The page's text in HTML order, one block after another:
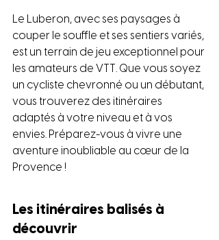
Le Luberon, avec ses paysages à
couper le souffle et ses sentiers variés,
est un terrain de jeu exceptionnel pour
les amateurs de VTT. Que vous soyez
un cycliste chevronné ou un débutant,
vous trouverez des itinéraires
adaptés à votre niveau et à vos
envies. Préparez-vous à vivre une
aventure inoubliable au cœur de la
Provence !
Les itinéraires balisés à
découvrir